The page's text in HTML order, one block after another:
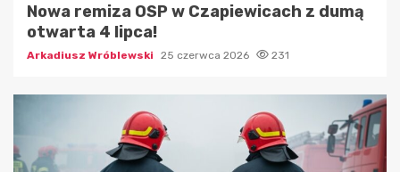
Nowa remiza OSP w Czapiewicach z dumą
otwarta 4 lipca!
Arkadiusz Wróblewski 25 czerwca 2026 231